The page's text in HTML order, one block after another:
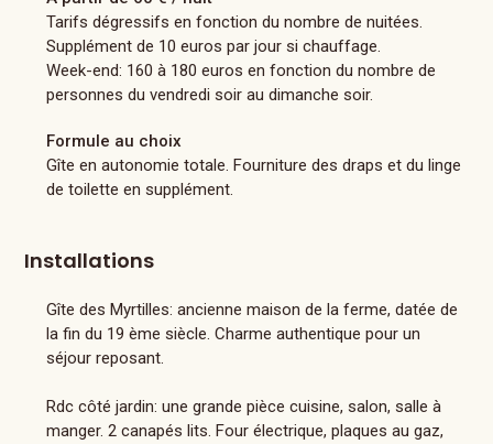
Tarifs dégressifs en fonction du nombre de nuitées.
Supplément de 10 euros par jour si chauffage.
Week-end: 160 à 180 euros en fonction du nombre de
personnes du vendredi soir au dimanche soir.
Formule au choix
Gîte en autonomie totale. Fourniture des draps et du linge
de toilette en supplément.
Installations
Gîte des Myrtilles: ancienne maison de la ferme, datée de
la fin du 19 ème siècle. Charme authentique pour un
séjour reposant.
Rdc côté jardin: une grande pièce cuisine, salon, salle à
manger. 2 canapés lits. Four électrique, plaques au gaz,